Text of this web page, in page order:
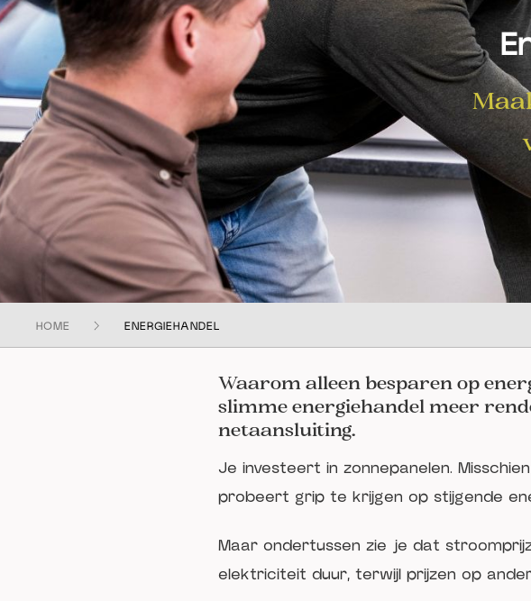
HOME ENERGIEHANDEL
Waarom alleen besparen op
slimme energiehandel meer
netaansluiting.
Je investeert in zonnepanelen.
probeert grip te krijgen op stijgende
Maar ondertussen zie je dat
elektriciteit duur, terwijl prijzen op